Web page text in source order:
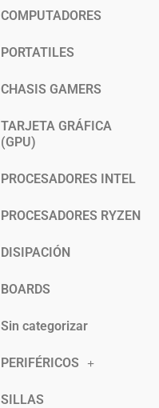
COMPUTADORES
PORTATILES
CHASIS GAMERS
TARJETA GRÁFICA
(GPU)
PROCESADORES INTEL
PROCESADORES RYZEN
DISIPACIÓN
BOARDS
Sin categorizar
PERIFÉRICOS
SILLAS